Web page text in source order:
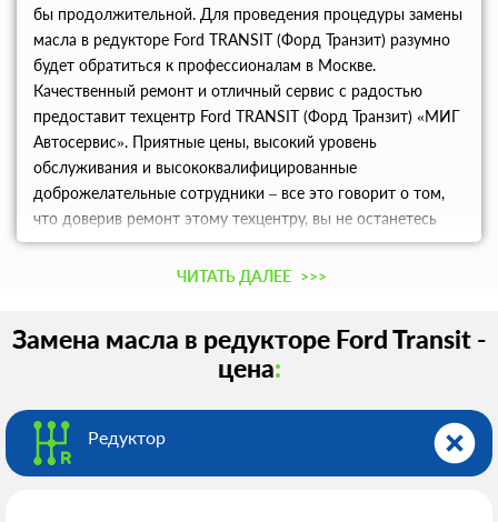
бы продолжительной. Для проведения процедуры замены
масла в редукторе Ford TRANSIT (Форд Транзит) разумно
будет обратиться к профессионалам в Москве.
Качественный ремонт и отличный сервис с радостью
предоставит техцентр Ford TRANSIT (Форд Транзит) «МИГ
Автосервис». Приятные цены, высокий уровень
обслуживания и высококвалифицированные
доброжелательные сотрудники – все это говорит о том,
что доверив ремонт этому техцентру, вы не останетесь
разочарованными.
ЧИТАТЬ ДАЛЕЕ >>>
Замена масла в редукторе Ford Transit -
цена:
Редуктор